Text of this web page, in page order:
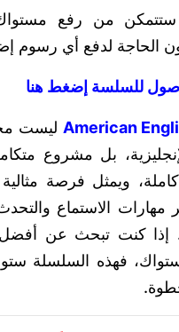
ستتمكن من رفع
الحاجة لدفع أي رسوم
للسلسة إضغط هنا
American ليست
بل مشروع
ويمثل فرصة
الاستماع
إذا كنت تبحث عن أفضل
فهذه السلسلة